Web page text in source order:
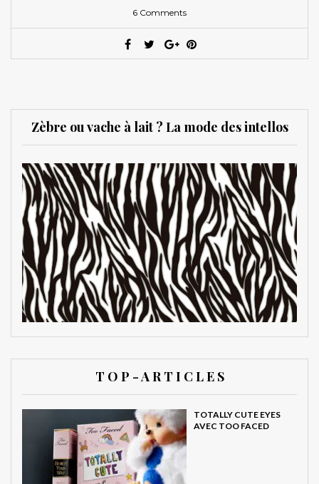
6 Comments
Zèbre ou vache à lait ? La mode des intellos
T O P - A R T I C L E S
TOTALLY CUTE EYES
AVEC TOO FACED